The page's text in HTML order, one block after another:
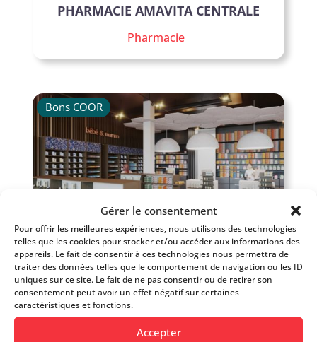
Gérer le consentement
Pour offrir les meilleures expériences, nous utilisons des technologies
telles que les cookies pour stocker et/ou accéder aux informations des
appareils. Le fait de consentir à ces technologies nous permettra de
traiter des données telles que le comportement de navigation ou les ID
uniques sur ce site. Le fait de ne pas consentir ou de retirer son
consentement peut avoir un effet négatif sur certaines
caractéristiques et fonctions.
Accepter
PHARMACIE AMAVITA CENTRALE
Pharmacie
PHARMACIE DE LA GARE
Pharmacie
Bons COOR